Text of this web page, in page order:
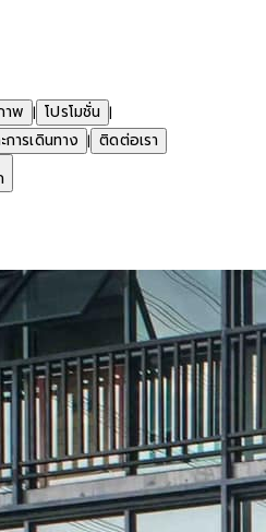
าพ | โปรโมชั่น |
ารเดินทาง | ติดต่อเรา